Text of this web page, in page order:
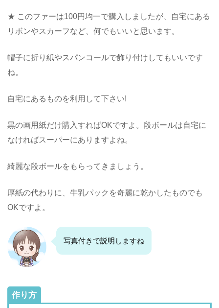
★ このファーは100円均一で購入しましたが、自宅にある
リボンやスカーフなど、何でもいいと思います。
帽子に折り紙やスパンコールで飾り付けしてもいいです
ね。
自宅にあるものを利用して下さい!
黒の画用紙だけ購入すればOKですよ。段ボールは自宅に
なければスーパーにありますよね。
綺麗な段ボールをもらってきましょう。
厚紙の代わりに、牛乳パックを奇麗に乾かしたものでも
OKですよ。
写真付きで説明しますね
作り方